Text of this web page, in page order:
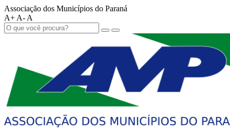
Associação dos Municípios do Paraná
A+ A- A